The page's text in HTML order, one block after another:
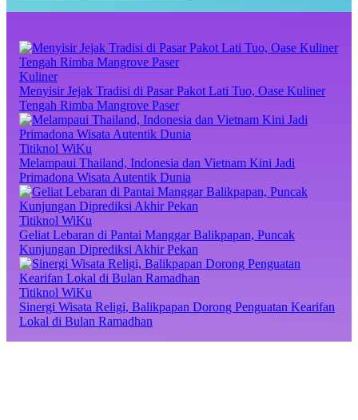
Kuliner
Menyisir Jejak Tradisi di Pasar Pakot Lati Tuo, Oase Kuliner
Tengah Rimba Mangrove Paser
Titiknol WiKu
Melampaui Thailand, Indonesia dan Vietnam Kini Jadi
Primadona Wisata Autentik Dunia
Titiknol WiKu
Geliat Lebaran di Pantai Manggar Balikpapan, Puncak
Kunjungan Diprediksi Akhir Pekan
Titiknol WiKu
Sinergi Wisata Religi, Balikpapan Dorong Penguatan Kearifan
Lokal di Bulan Ramadhan